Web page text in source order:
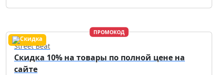
ПРОМОКОД
Street Beat
Скидка 10% на товары по полной цене на
сайте